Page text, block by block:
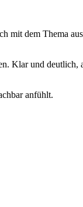
mit dem Thema
Klar und
anfühlt.